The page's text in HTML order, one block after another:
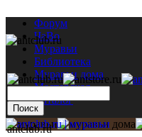
Форум
ЧаВо
Муравьи
Библиотека
Муравьи дома
Мастерская
Каталог
antclub.ru